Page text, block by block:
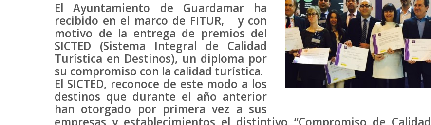
El Ayuntamiento de Guardamar ha
recibido en el marco de FITUR, y con
motivo de la entrega de premios del
SICTED (Sistema Integral de Calidad
Turística en Destinos), un diploma por
su compromiso con la calidad turística.
El SICTED, reconoce de este modo a los
destinos que durante el año anterior
han otorgado por primera vez a sus
empresas y establecimientos el distintivo “Compromiso de Calidad